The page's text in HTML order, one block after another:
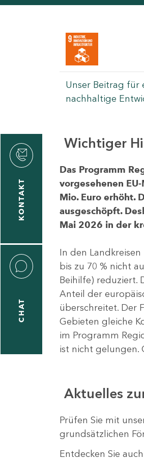
Unser Beitrag für
nachhaltige
KONTAKT
CHAT
Wichtiger
Das Programm
vorgesehenen
Mio. Euro erhöht.
ausgeschöpft.
Mai 2026 in der
In den
bis zu 70 % nicht
Beihilfe) reduziert.
Anteil der
überschreitet. Der
Gebieten gleiche
im Programm
ist nicht gelungen.
Aktuelles
Prüfen Sie mit
grundsätzlichen
Entdecken Sie